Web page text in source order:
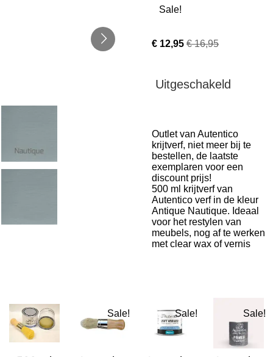
Sale!
€ 12,95 € 16,95
Uitgeschakeld
Outlet van Autentico
krijtverf, niet meer bij te
bestellen, de laatste
exemplaren voor een
discount prijs!
500 ml krijtverf van
Autentico verf in de kleur
Antique Nautique. Ideaal
voor het restylen van
meubels, nog af te werken
met clear wax of vernis
Sale! Sale! Sale!